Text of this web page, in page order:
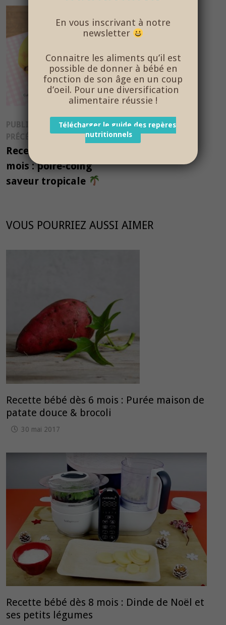
Navigation
de
l’article
PUBLICATION
PRÉCÉDENTEPublication
Recette bébé dès 6-7
mois : poire-coing
saveur tropicale
VOUS POURRIEZ AUSSI AIMER
Recette bébé dès 6 mois : Purée maison de
patate douce & brocoli
30 mai 2017
Recette bébé dès 8 mois : Dinde de Noël et
ses petits légumes
En vous inscrivant à notre
newsletter
Connaitre les aliments qu’il est
possible de donner à bébé en
fonction de son âge en un coup
d’oeil. Pour une diversification
alimentaire réussie !
Télécharger le guide des repères
nutritionnels